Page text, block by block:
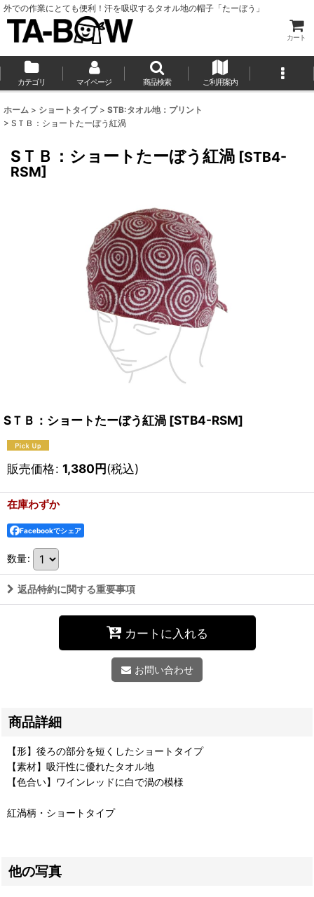
外での作業にとても便利！汗を吸収するタオル地の帽子「たーぼう」
カート
カテゴリ マイページ 商品検索 ご利用案内
ホーム > ショートタイプ > STB:タオル地：プリント
> SＴＢ：ショートたーぼう紅渦
SＴＢ：ショートたーぼう紅渦 [STB4-
RSM]
SＴＢ：ショートたーぼう紅渦 [STB4-RSM]
販売価格: 1,380円(税込)
在庫わずか
Facebookでシェア
数量:
返品特約に関する重要事項
カートに入れる
お問い合わせ
商品詳細
【形】後ろの部分を短くしたショートタイプ
【素材】吸汗性に優れたタオル地
【色合い】ワインレッドに白で渦の模様
紅渦柄・ショートタイプ
他の写真